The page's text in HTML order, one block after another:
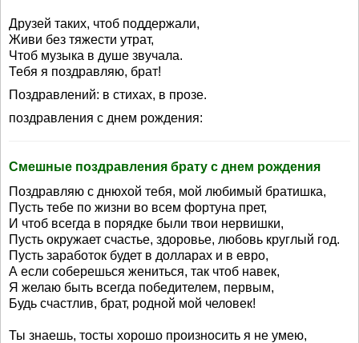
Друзей таких, чтоб поддержали,
Живи без тяжести утрат,
Чтоб музыка в душе звучала.
Тебя я поздравляю, брат!
Поздравлений: в стихах, в прозе.
поздравления с днем рождения:
Смешные поздравления брату с днем рождения
Поздравляю с днюхой тебя, мой любимый братишка,
Пусть тебе по жизни во всем фортуна прет,
И чтоб всегда в порядке были твои нервишки,
Пусть окружает счастье, здоровье, любовь круглый год.
Пусть заработок будет в долларах и в евро,
А если соберешься жениться, так чтоб навек,
Я желаю быть всегда победителем, первым,
Будь счастлив, брат, родной мой человек!
Ты знаешь, тосты хорошо произносить я не умею,